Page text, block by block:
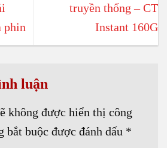
phin
truyền thống – CT
Instant 160G
luận
không được hiển thị công
bắt buộc được đánh dấu *